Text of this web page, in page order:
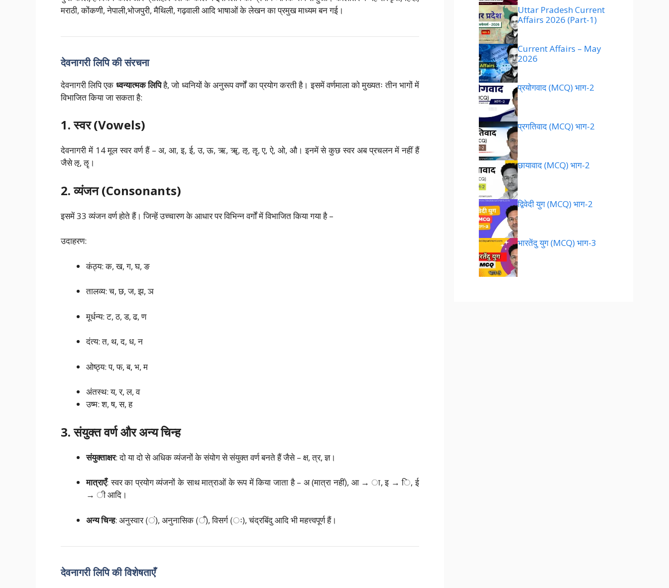
मराठी, कोंकणी, नेपाली,भोजपुरी, मैथिली, गढ़वाली आदि भाषाओं के लेखन का प्रमुख माध्यम बन गई।
देवनागरी लिपि की संरचना
देवनागरी लिपि एक ध्वन्यात्मक लिपिहै, जो ध्वनियों के अनुरूप वर्णों का प्रयोग करती है। इसमें वर्णमाला को मुख्यतः तीन भागों में
विभाजित किया जा सकता है:
1. स्वर (Vowels)
देवनागरी में 14 मूल स्वर वर्ण हैं – अ, आ, इ, ई, उ, ऊ, ऋ, ॠ, ऌ, ॡ, ए, ऐ, ओ, औ। इनमें से कुछ स्वर अब प्रचलन में नहीं हैं
जैसे ऌ, ॡ।
2. व्यंजन (Consonants)
इसमें 33 व्यंजन वर्ण होते हैं। जिन्हें उच्चारण के आधार पर विभिन्न वर्गों में विभाजित किया गया है –
उदाहरण:
कंठ्य: क, ख, ग, घ, ङ
तालव्य: च, छ, ज, झ, ञ
मूर्धन्य: ट, ठ, ड, ढ, ण
दंत्य: त, थ, द, ध, न
ओष्ठ्य: प, फ, ब, भ, म
अंतस्थ: य, र, ल, व
उष्म: श, ष, स, ह
3. संयुक्त वर्ण और अन्य चिन्ह
संयुक्ताक्षर: दो या दो से अधिक व्यंजनों के संयोग से संयुक्त वर्ण बनते हैं जैसे – क्ष, त्र, ज्ञ।
मात्राएँ: स्वर का प्रयोग व्यंजनों के साथ मात्राओं के रूप में किया जाता है – अ (मात्रा नहीं), आ → ा, इ → ि, ई
→ ी आदि।
अन्य चिन्ह: अनुस्वार (ं), अनुनासिक (ँ), विसर्ग (ः), चंद्रबिंदु आदि भी महत्त्वपूर्ण हैं।
देवनागरी लिपि की विशेषताएँ
Uttar Pradesh Current
Affairs 2026 (Part-1)
Current Affairs – May
2026
प्रयोगवाद (MCQ) भाग-2
प्रगतिवाद (MCQ) भाग-2
छायावाद (MCQ) भाग-2
द्विवेदी युग (MCQ) भाग-2
भारतेंदु युग (MCQ) भाग-3